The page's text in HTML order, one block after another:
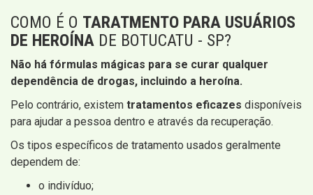
COMO É O TARATMENTO PARA USUÁRIOS
DE HEROÍNA DE BOTUCATU - SP?
Não há fórmulas mágicas para se curar qualquer
dependência de drogas, incluindo a heroína.
Pelo contrário, existem tratamentos eficazes disponíveis
para ajudar a pessoa dentro e através da recuperação.
Os tipos específicos de tratamento usados ​​geralmente
dependem de:
o indivíduo;